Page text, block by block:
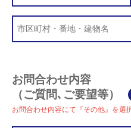
お問合わせ内容
（ご質問､ご要望等）
お問合わせ内容にて『その他』を選